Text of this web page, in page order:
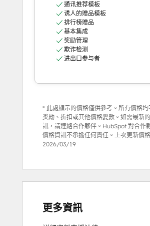
通讯推荐模板
诱人的赠品模板
排行榜赠品
基本集成
奖励管理
欺诈检测
进出口参与者
* 此處顯示的價格僅供參考。所有價格均
獎勵、折扣或其他價格變數。如需最新
訊，請連絡合作夥伴。HubSpot 對合作
價格資訊不承擔任何責任。上次更新價格
2026/03/19
更多資訊